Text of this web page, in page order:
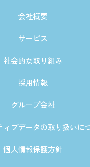
会社概要
サービス
社会的な取り組み
採用情報
グループ会社
ィブデータの取り扱いに
個人情報保護方針